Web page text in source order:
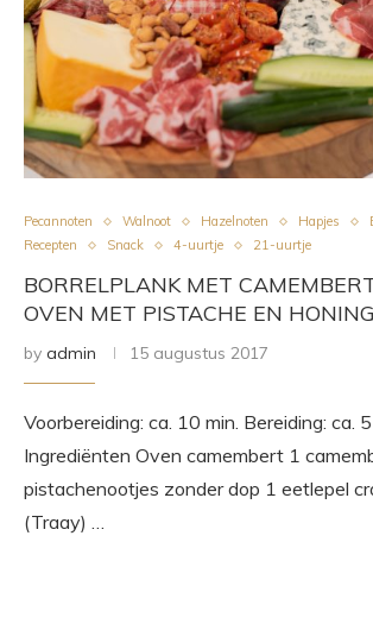
Pecannoten Walnoot Hazelnoten Hapjes
Recepten
Snack 4-uurtje 21-uurtje
BORRELPLANK MET
OVEN MET PISTACHE EN HONING
by admin 15 augustus 2017
Voorbereiding: ca. 10 min. Bereiding: ca.
Ingrediënten Oven camembert 1
pistachenootjes zonder dop 1 eetlepel
(Traay) …